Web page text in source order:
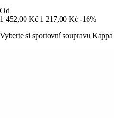
Od
1 452,00 Kč 1 217,00 Kč -16%
Vyberte si sportovní soupravu